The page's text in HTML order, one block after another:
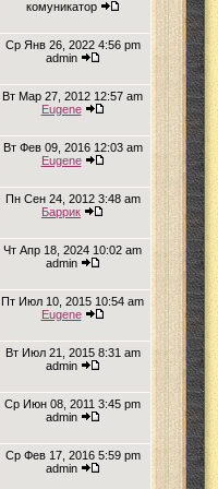
комуникатор
Ср Янв 26, 2022 4:56 pm
admin
Вт Мар 27, 2012 12:57 am
Eugene
Вт Фев 09, 2016 12:03 am
Eugene
Пн Сен 24, 2012 3:48 am
Баррик
Чт Апр 18, 2024 10:02 am
admin
Пт Июл 10, 2015 10:54 am
Eugene
Вт Июл 21, 2015 8:31 am
admin
Ср Июн 08, 2011 3:45 pm
admin
Ср Фев 17, 2016 5:59 pm
admin